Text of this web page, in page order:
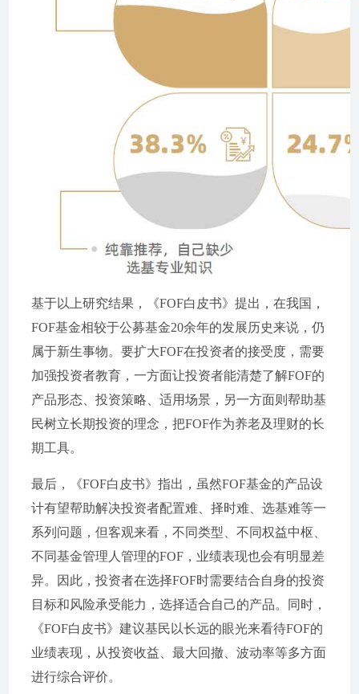
基于以上研究结果，《FOF白皮书》提出，在我国，
FOF基金相较于公募基金20余年的发展历史来说，仍
属于新生事物。要扩大FOF在投资者的接受度，需要
加强投资者教育，一方面让投资者能清楚了解FOF的
产品形态、投资策略、适用场景，另一方面则帮助基
民树立长期投资的理念，把FOF作为养老及理财的长
期工具。
最后，《FOF白皮书》指出，虽然FOF基金的产品设
计有望帮助解决投资者配置难、择时难、选基难等一
系列问题，但客观来看，不同类型、不同权益中枢、
不同基金管理人管理的FOF，业绩表现也会有明显差
异。因此，投资者在选择FOF时需要结合自身的投资
目标和风险承受能力，选择适合自己的产品。同时，
《FOF白皮书》建议基民以长远的眼光来看待FOF的
业绩表现，从投资收益、最大回撤、波动率等多方面
进行综合评价。